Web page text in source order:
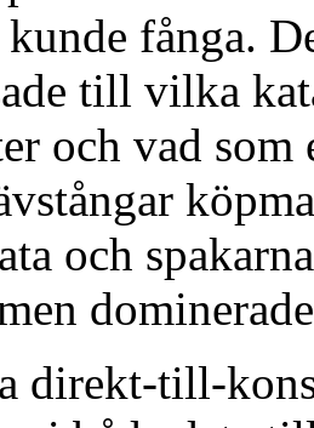
fånga.
till vilka
och vad
och
direkt-till-